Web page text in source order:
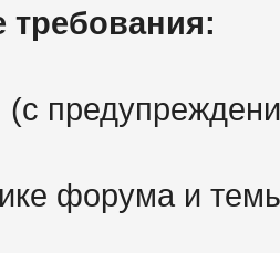
требования:
(с
форума и